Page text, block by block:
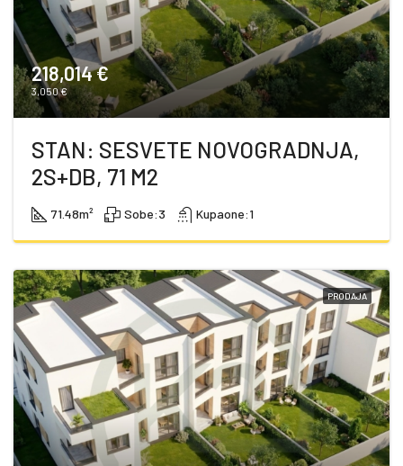
218,014 €
3,050 €
STAN: SESVETE NOVOGRADNJA,
2S+DB, 71 M2
71.48m² Sobe:3 Kupaone:1
PRODAJA